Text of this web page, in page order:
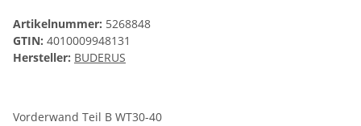
Artikelnummer: 5268848
GTIN: 4010009948131
Hersteller: BUDERUS
Vorderwand Teil B WT30-40